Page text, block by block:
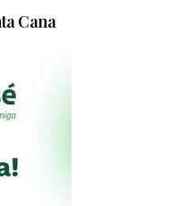
Cana